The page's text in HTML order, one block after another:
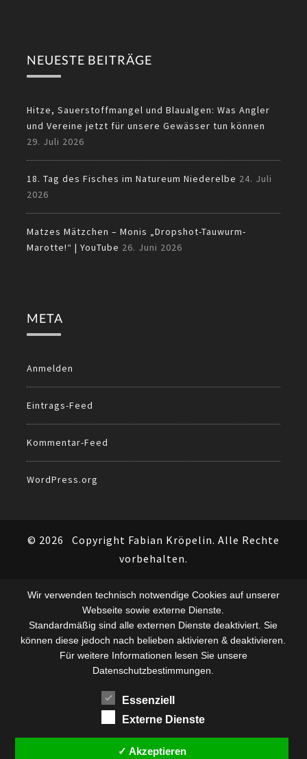
NEUESTE BEITRÄGE
Hitze, Sauerstoffmangel und Blaualgen: Was Angler
und Vereine jetzt für unsere Gewässer tun können
29. Juli 2026
18. Tag des Fisches im Natureum Niederelbe 24. Juli
2026
Matzes Mätzchen – Monis „Dropshot-Tauwurm-
Marotte!“ | YouTube 26. Juni 2026
META
Anmelden
Eintrags-Feed
Kommentar-Feed
WordPress.org
© 2026
Copyright Fabian Kröpelin. Alle Rechte
vorbehalten.
Wir verwenden technisch notwendige Cookies auf unserer
Webseite sowie externe Dienste.
Standardmäßig sind alle externen Dienste deaktiviert. Sie
können diese jedoch nach belieben aktivieren & deaktivieren.
Für weitere Informationen lesen Sie unsere
Datenschutzbestimmungen.
Essenziell
Externe Dienste
✓ Akzeptieren